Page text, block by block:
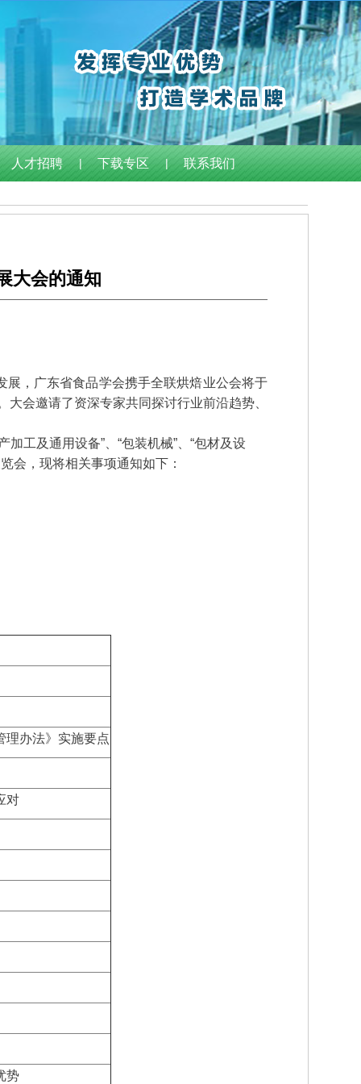
人才招聘 | 下载专区 | 联系我们
大会的通知
，广东省食品学会携手全联烘焙业公会将于
会邀请了资深专家共同探讨行业前沿趋势、
工及通用设备”、“包装机械”、“包材及设
会，现将相关事项通知如下：
理办法》实施要点
对
势